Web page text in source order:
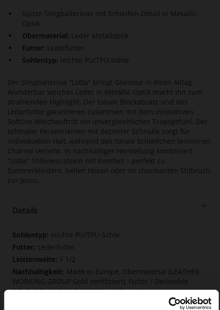
Spitze Slingballerinas mit Schleifen-Detail in Metallic-
Optik
Obermaterial: Leder Metalloptik
Futter: Lederfutter
Sohlentyp: leichte PU/TPU-Sohle
Der Slingballerina "Lotta" bringt Glamour in Ihren Alltag.
Wunderbar weiches Leder in Metallic-Optik macht ihn zum
strahlenden Highlight. Der tonale Blockabsatz und das
Lederfutter garantieren zusammen mit dem innovativen
Softline-Weichauftritt ein unvergleichliches Tragegefühl. Der
schmaler Fersenriemen mit dezenter Schnalle sorgt für
individuellen Halt, während das tonale Schleifchen femininen
Charme verleiht. In nachhaltiger Herstellung kombiniert
"Lotta" Stilbewusstsein mit Komfort – perfekt zu
Sommerkleidern, hellen Hosen oder im charmanten Stilbruch
zur Jeans.
Details
Mehr
Informationen
leichte PU/TPU-Sohle
Lederfutter
F 1/2
Made in Europe, Obermaterial (LEATHER
WORKING GROUP Gold zertifiziert), Futter / Decksohle
(LEATHER WORKING GROUP zertifiziert)
Fest eingearbeitete Einlegesohle aus Leder,